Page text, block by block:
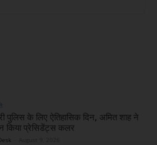
पुलिस के लिए ऐतिहासिक दिन, अमित शाह ने
किया प्रेसिडेंट्स कलर